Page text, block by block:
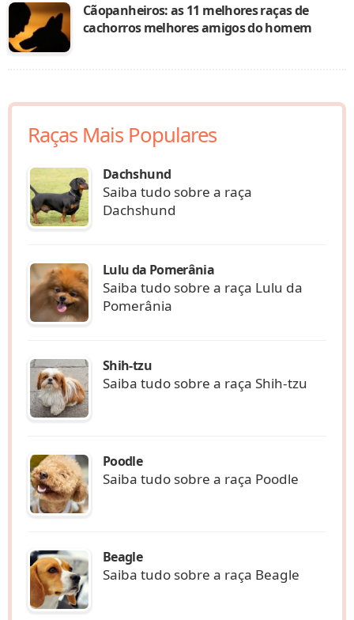
Cãopanheiros: as 11 melhores raças de
cachorros melhores amigos do homem
Raças Mais Populares
Dachshund
Saiba tudo sobre a raça
Dachshund
Lulu da Pomerânia
Saiba tudo sobre a raça Lulu da
Pomerânia
Shih-tzu
Saiba tudo sobre a raça Shih-tzu
Poodle
Saiba tudo sobre a raça Poodle
Beagle
Saiba tudo sobre a raça Beagle